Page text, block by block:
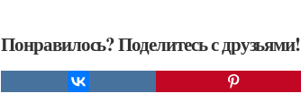
Понравилось? Поделитесь с друзьями!